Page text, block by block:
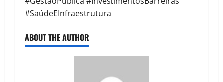
#SaúdeEInfraestrutura
ABOUT THE AUTHOR